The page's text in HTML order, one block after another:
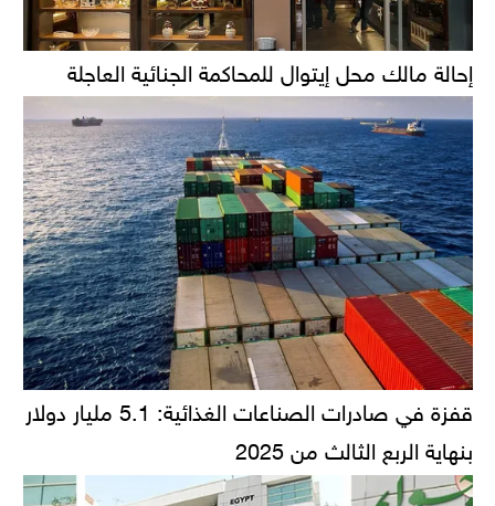
إحالة مالك محل إيتوال للمحاكمة الجنائية العاجلة
قفزة في صادرات الصناعات الغذائية: 5.1 مليار دولار
بنهاية الربع الثالث من 2025